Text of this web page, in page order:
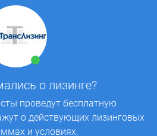
о лизинге?
проведут бесплатную
о действующих лизинговых
и условиях.